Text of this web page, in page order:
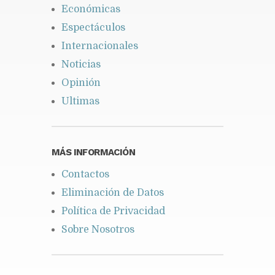
Económicas
Espectáculos
Internacionales
Noticias
Opinión
Ultimas
MÁS INFORMACIÓN
Contactos
Eliminación de Datos
Política de Privacidad
Sobre Nosotros